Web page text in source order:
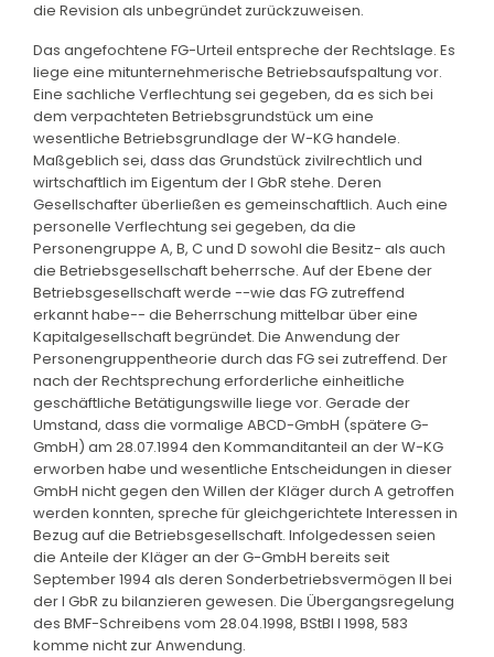
die Revision als unbegründet zurückzuweisen.
Das angefochtene FG-Urteil entspreche der Rechtslage. Es
liege eine mitunternehmerische Betriebsaufspaltung vor.
Eine sachliche Verflechtung sei gegeben, da es sich bei
dem verpachteten Betriebsgrundstück um eine
wesentliche Betriebsgrundlage der W-KG handele.
Maßgeblich sei, dass das Grundstück zivilrechtlich und
wirtschaftlich im Eigentum der I GbR stehe. Deren
Gesellschafter überließen es gemeinschaftlich. Auch eine
personelle Verflechtung sei gegeben, da die
Personengruppe A, B, C und D sowohl die Besitz- als auch
die Betriebsgesellschaft beherrsche. Auf der Ebene der
Betriebsgesellschaft werde --wie das FG zutreffend
erkannt habe-- die Beherrschung mittelbar über eine
Kapitalgesellschaft begründet. Die Anwendung der
Personengruppentheorie durch das FG sei zutreffend. Der
nach der Rechtsprechung erforderliche einheitliche
geschäftliche Betätigungswille liege vor. Gerade der
Umstand, dass die vormalige ABCD-GmbH (spätere G-
GmbH) am 28.07.1994 den Kommanditanteil an der W-KG
erworben habe und wesentliche Entscheidungen in dieser
GmbH nicht gegen den Willen der Kläger durch A getroffen
werden konnten, spreche für gleichgerichtete Interessen in
Bezug auf die Betriebsgesellschaft. Infolgedessen seien
die Anteile der Kläger an der G-GmbH bereits seit
September 1994 als deren Sonderbetriebsvermögen II bei
der I GbR zu bilanzieren gewesen. Die Übergangsregelung
des BMF-Schreibens vom 28.04.1998, BStBl I 1998, 583
komme nicht zur Anwendung.